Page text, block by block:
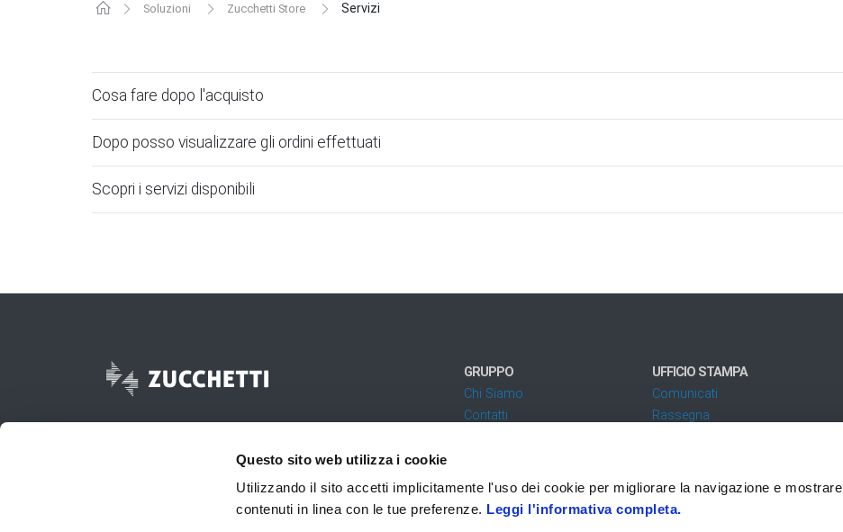
Questo sito web utilizza i cookie
Utilizzando il sito accetti implicitamente l'uso dei cookie per migliorare la navigazione e mostrare
contenuti in linea con le tue preferenze. Leggi l'informativa completa.
Soluzioni Zucchetti Store Servizi
Cosa fare dopo l'acquisto
Dopo posso visualizzare gli ordini effettuati
Scopri i servizi disponibili
GRUPPO
Chi Siamo
Contatti
UFFICIO STAMPA
Comunicati
Rassegna
Zucchetti s.p.a. - P.IVA 05006900962 - Tutti i diritti riservati Privacy Accessibilità